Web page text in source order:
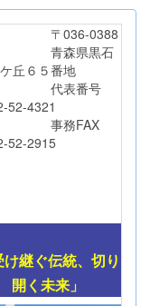
036-0388
森県黒石
丘６５番地
表番号
52-4321
務FAX
52-2915
け継ぐ伝統、切り
開く未来」